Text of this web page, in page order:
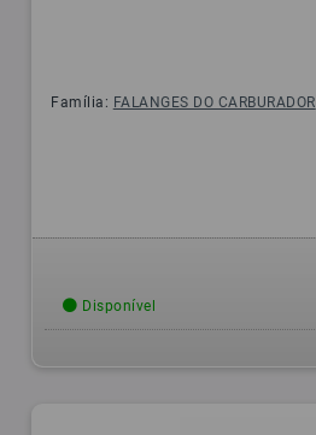
Família: FALANGES DO CARBURADOR
Disponível